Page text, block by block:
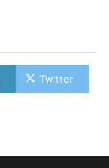
Twitter